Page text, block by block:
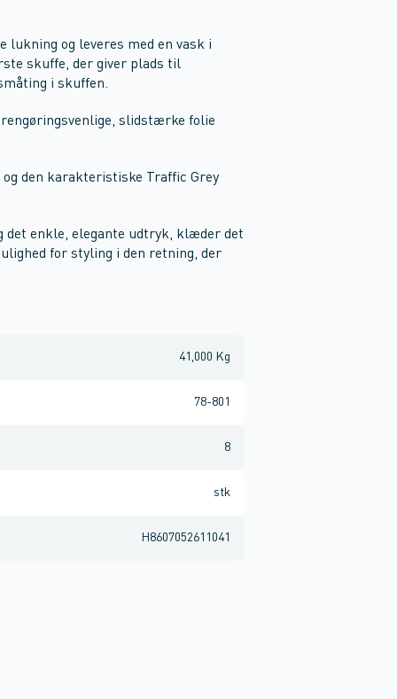
lukning og leveres med en vask i
skuffe, der giver plads til
i skuffen.
slidstærke folie
den karakteristiske Traffic Grey
det enkle, elegante udtryk, klæder det
for styling i den retning, der
41,000 Kg
78-801
8
stk
H8607052611041